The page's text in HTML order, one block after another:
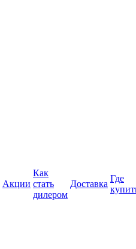
Акции
Как
стать
дилером
Доставка
Где